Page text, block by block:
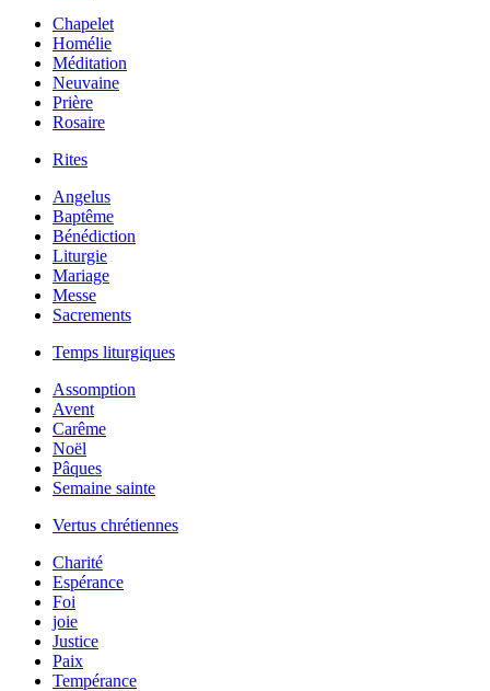
Chapelet
Homélie
Méditation
Neuvaine
Prière
Rosaire
Rites
Angelus
Baptême
Bénédiction
Liturgie
Mariage
Messe
Sacrements
Temps liturgiques
Assomption
Avent
Carême
Noël
Pâques
Semaine sainte
Vertus chrétiennes
Charité
Espérance
Foi
joie
Justice
Paix
Tempérance